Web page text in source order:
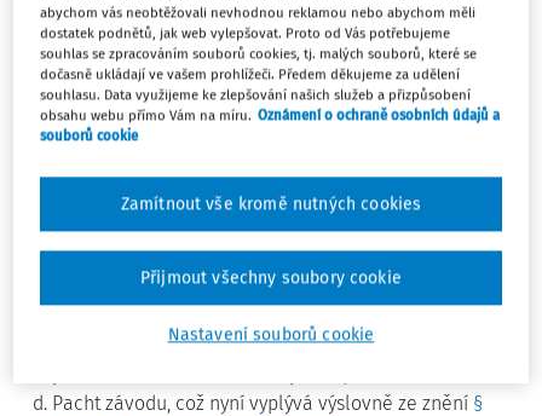
peněžitý charakter.
Vymezení okruhu situací, které vedou k automatickému
přechodu práv a povinností z pracovněprávních vztahů,
bylo předmětem vyjasnění již dřívější soudní judikaturou
Prodej závodu či jeho části;
Prodej závodu ve veřejné dražbě;
Případ přeměn obchodních korporací, tedy případ fúze
(sloučením či splynutím) či rozdělení (sloučením,
korporace, resp. jinými způsoby dle zákona o
Pacht závodu, což nyní vyplývá výslovně ze znění §
abychom vás neobtěžovali nevhodnou reklamou nebo abychom měli
dostatek podnětů, jak web vylepšovat. Proto od Vás potřebujeme
souhlas se zpracováním souborů cookies, tj. malých souborů, které se
dočasně ukládají ve vašem prohlížeči. Předem děkujeme za udělení
souhlasu. Data využijeme ke zlepšování našich služeb a přizpůsobení
obsahu webu přímo Vám na míru. Oznámení o ochraně osobních údajů a
souborů cookie
Nastavení souborů cookie
Zamítnout vše kromě nutných cookies
Přijmout všechny soubory cookie